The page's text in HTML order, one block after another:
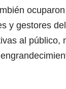
y gestores
al público,